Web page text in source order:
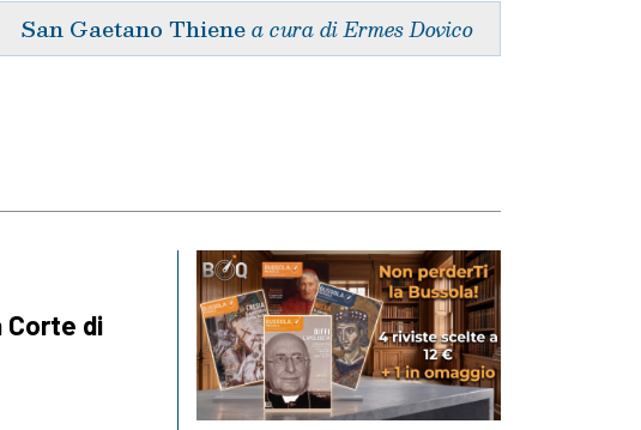
San Gaetano Thiene a cura di Ermes Dovico
Corte di